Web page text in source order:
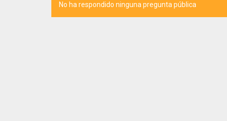
No ha respondido ninguna pregunta pública